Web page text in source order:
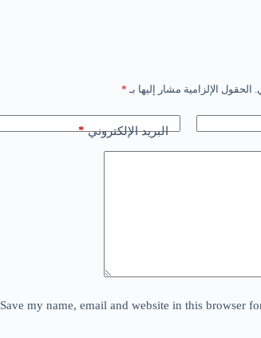
الحقول الإلزامية مشار إليها بـ *
البريد الإلكتروني*
Save my name, email and website in this browser